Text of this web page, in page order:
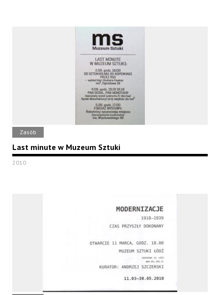
Zasób
Last minute w Muzeum Sztuki
2010